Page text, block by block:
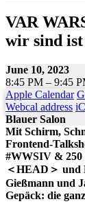
VAR
wir sind
June 10, 2023
8:45 PM – 9:45
Apple Calendar
Webcal address
Blauer Salon
Mit Schirm,
Frontend-
#WWSIV & 250
＜HEAD＞
Gießmann und
Gepäck: die